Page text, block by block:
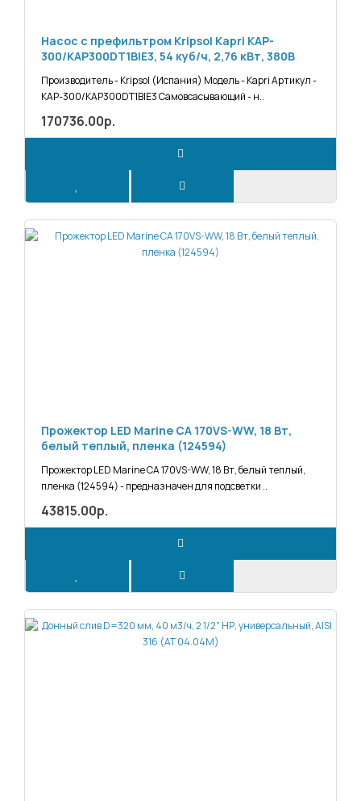
Насос с префильтром Kripsol Kapri KAP-
300/KAP300DT1BIE3, 54 куб/ч, 2,76 кВт, 380В
Производитель - Kripsol (Испания) Модель - Kapri Артикул -
KAP-300/KAP300DT1BIE3 Самовсасывающий - н..
170736.00р.
Прожектор LED Marine CA 170VS-WW, 18 Вт,
белый теплый, пленка (124594)
Прожектор LED Marine CA 170VS-WW, 18 Вт, белый теплый,
пленка (124594) - предназначен для подсветки ..
43815.00р.